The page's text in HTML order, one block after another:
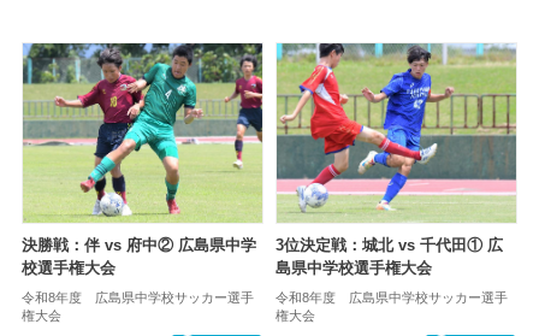
決勝戦：伴 vs 府中② 広島県中学
校選手権大会
令和8年度 広島県中学校サッカー選手
権大会
3位決定戦：城北 vs 千代田① 広
島県中学校選手権大会
令和8年度 広島県中学校サッカー選手
権大会